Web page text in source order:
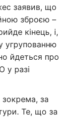
заявив, що
зброєю –
кінець, і,
угрупованню
йдеться про
у разі
за
Те, що за